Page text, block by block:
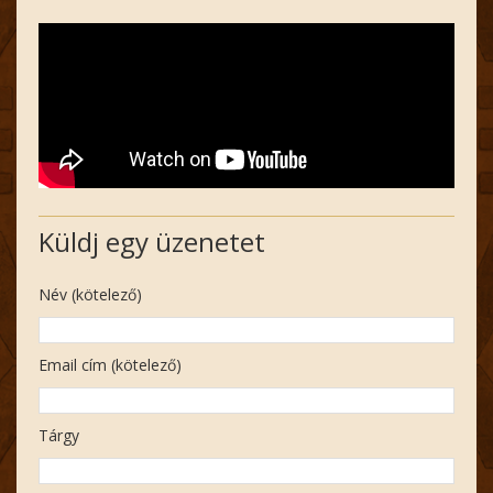
Küldj egy üzenetet
Név (kötelező)
Email cím (kötelező)
Tárgy